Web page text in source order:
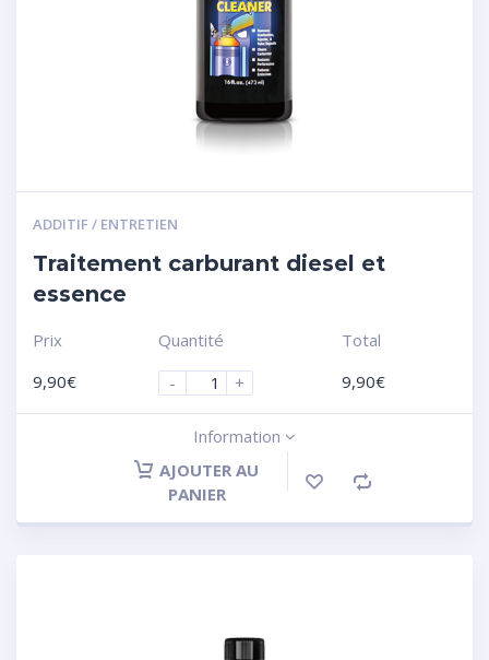
ADDITIF / ENTRETIEN
Traitement carburant diesel et
essence
Prix
9,90€
Quantité
-
+
Total
9,90€
Information
AJOUTER AU
PANIER